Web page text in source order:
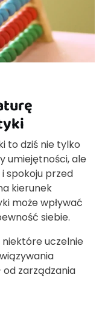
to dziś nie tylko
umiejętności, ale
spokoju przed
kierunek
może wpływać
siebie.
uczelnie
zarządzania